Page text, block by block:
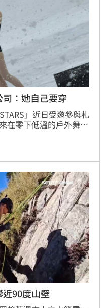
：她自己要穿
」近日受邀參與札
在零下低溫的戶外舞台
疑演出安排是否過於
90度山壁